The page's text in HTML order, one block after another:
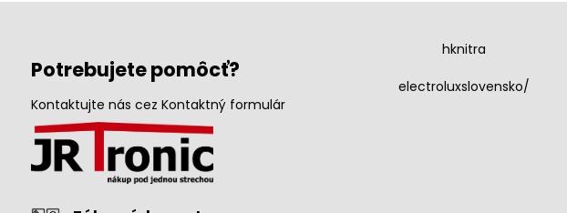
Potrebujete pomôcť?
Kontaktujte nás cez Kontaktný formulár
hknitra
electroluxslovensko/